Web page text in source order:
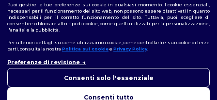
Puoi gestire le tue preferenze sui cookie in qualsiasi momento. I cookie essenziali,
necessari per il funzionamento del sito web, non possono essere disattivati in quanto
indispensabili per il corretto funzionamento del sito. Tuttavia, puoi scegliere di
consentire o bloccare altri tipi di cookie, come quelli utilizzati per la personalizzazione,
l'analisi e la pubblicità.
Per ulteriori dettagli su come utilizziamo i cookie, come controllarli e sui cookie di terze
parti, consulta la nostra Politica sui cookiee Privacy Policy.
Preferenze di revisione
Consenti solo l'essenziale
Consenti tutto
puoi contattarci in qualsiasi
qui per aiutarti.